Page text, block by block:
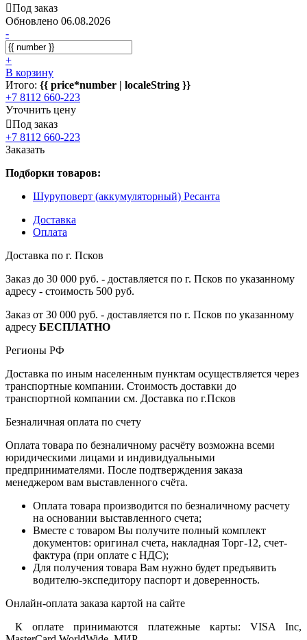
Под заказ
Обновлено 06.08.2026
-
+
В корзину
Итого: {{ price*number | localeString }}
+7 8112 660-223
Уточнить цену
Под заказ
+7 8112 660-223
Заказать
Подборки товаров:
Шуруповерт (аккумуляторный) Ресанта
Доставка
Оплата
Доставка по г. Псков
Заказ до 30 000 руб. - доставляется по г. Псков по указанному
адресу - стоимость 500 руб.
Заказ от 30 000 руб. - доставляется по г. Псков по указанному
адресу БЕСПЛАТНО
Регионы РФ
Доставка по иным населенным пунктам осуществляется через
транспортные компании. Стоимость доставки до
транспортной компании см. Доставка по г.Псков
Безналичная оплата по счету
Оплата товара по безналичному расчёту возможна всеми
юридическими лицами и индивидуальными
предпринимателями. После подтверждения заказа
менеджером вам выставленного счёта.
Оплата товара производится по безналичному расчету
на основании выставленного счета;
Вместе с товаром Вы получите полный комплект
документов: оригинал счета, накладная Торг-12, счет-
фактура (при оплате с НДС);
Для получения товара Вам нужно будет предъявить
водителю-экспедитору паспорт и доверенность.
Онлайн-оплата заказа картой на сайте
К оплате принимаются платежные карты: VISA Inc,